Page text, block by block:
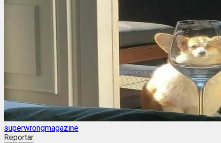
superwrongmagazine
Reportar